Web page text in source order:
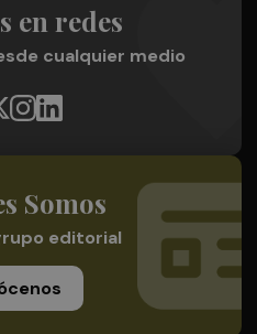
en redes
cualquier medio
Somos
editorial